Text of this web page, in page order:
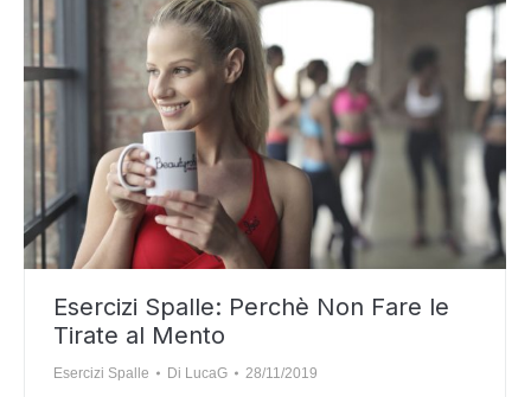
Esercizi Spalle: Perchè Non Fare le
Tirate al Mento
Esercizi Spalle Di LucaG 28/11/2019